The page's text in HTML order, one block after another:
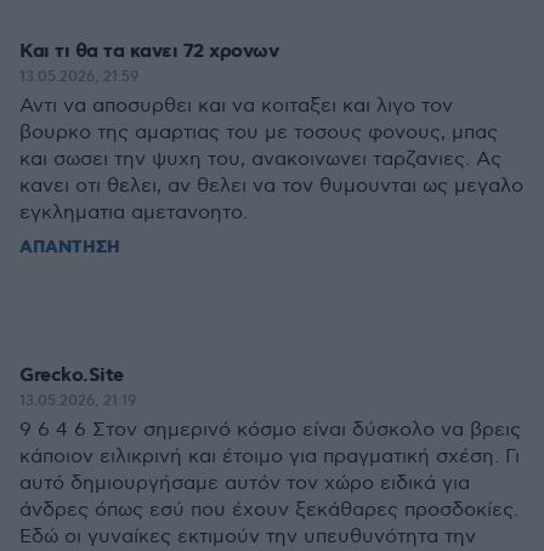
Και τι θα τα κανει 72 χρονων
13.05.2026, 21:59
Αντι να αποσυρθει και να κοιταξει και λιγο τον
βουρκο της αμαρτιας του με τοσους φονους, μπας
και σωσει την ψυχη του, ανακοινωνει ταρζανιες. Ας
κανει οτι θελει, αν θελει να τον θυμουνται ως μεγαλο
εγκληματια αμετανοητο.
ΑΠΑΝΤΗΣΗ
Grecko.Site
13.05.2026, 21:19
9 6 4 6 Στον σημερινό κόσμο είναι δύσκολο να βρεις
κάποιον ειλικρινή και έτοιμο για πραγματική σχέση. Γι
αυτό δημιουργήσαμε αυτόν τον χώρο ειδικά για
άνδρες όπως εσύ που έχουν ξεκάθαρες προσδοκίες.
Εδώ οι γυναίκες εκτιμούν την υπευθυνότητα την